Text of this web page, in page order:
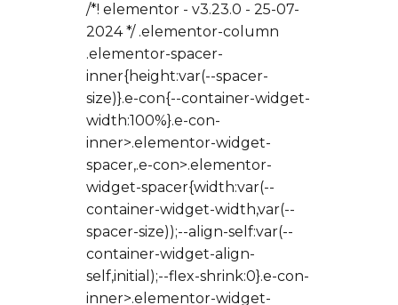
/*! elementor - v3.23.0 - 25-07-
2024 */ .elementor-column
.elementor-spacer-
inner{height:var(--spacer-
size)}.e-con{--container-widget-
width:100%}.e-con-
inner>.elementor-widget-
spacer,.e-con>.elementor-
widget-spacer{width:var(--
container-widget-width,var(--
spacer-size));--align-self:var(--
container-widget-align-
self,initial);--flex-shrink:0}.e-con-
inner>.elementor-widget-